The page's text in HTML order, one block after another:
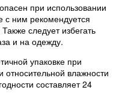
при использовании
с ним рекомендуется
следует избегать
и на одежду.
упаковке при
относительной влажности
составляет 24